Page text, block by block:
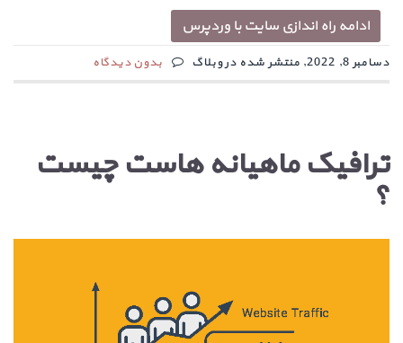
ادامه راه اندازی سایت با وردپرس
دسامبر 8, 2022, منتشر شده در وبلاگ بدون دیدگاه
ترافیک ماهیانه هاست چیست
؟